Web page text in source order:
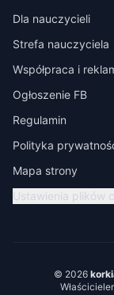
Dla nauczycieli
Strefa nauczyciela
Współpraca i
Ogłoszenie FB
Regulamin
Polityka
Mapa strony
Ustawienia plików
© 2026